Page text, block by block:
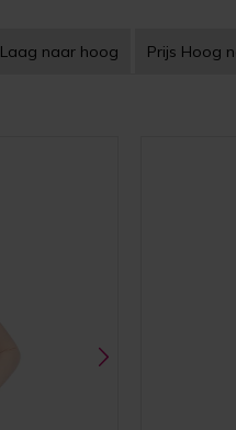
Laag naar hoog Prijs Hoog